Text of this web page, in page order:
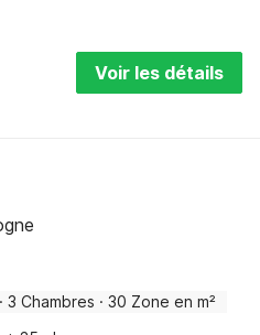
Voir les détails
· 3 Chambres · 30 Zone en m²